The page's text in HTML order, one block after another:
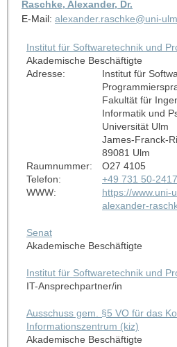
Raschke, Alexander, Dr.
E-Mail: alexander.raschke@uni-
Institut für Softwaretechnik und
Akademische Beschäftigte
Adresse:
Institut für
Fakultät für
Informatik und
Universität Ulm
James-Franck-
89081 Ulm
Raumnummer:
O27 4105
Telefon:
+49 731 50-
WWW:
https://www.uni-
alexander-
Senat
Akademische Beschäftigte
Institut für Softwaretechnik und
IT-Ansprechpartner/in
Ausschuss gem. §5 VO für das
Informationszentrum (kiz)
Akademische Beschäftigte